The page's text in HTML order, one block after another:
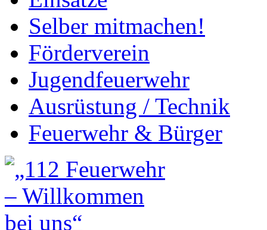
Selber mitmachen!
Förderverein
Jugendfeuerwehr
Ausrüstung / Technik
Feuerwehr & Bürger